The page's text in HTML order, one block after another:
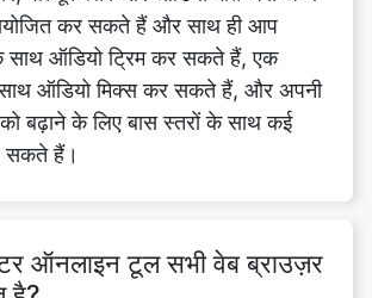
बढ़ाने के लिए बास स्तरों के साथ कई
सकते हैं।
ऑनलाइन टूल सभी वेब ब्राउज़र
Chrome, Mozilla Firefox,
Edge सहित सभी वेब ब्राउज़र